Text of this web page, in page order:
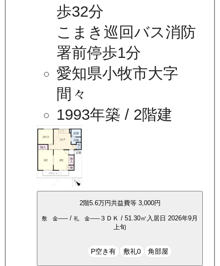
歩32分
こまき巡回バス消防
署前停歩1分
愛知県小牧市大字
間々
1993年築 / 2階建
2階5.6万円共益費等 3,000円
敷 金----- / 礼 金----- ３ＤＫ / 51.30㎡ 入居日 2026年9月
上旬
P空き有 敷礼0 角部屋